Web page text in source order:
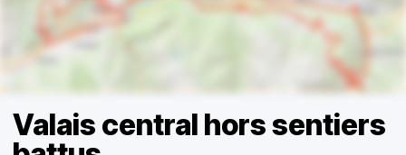
Valais central hors sentiers